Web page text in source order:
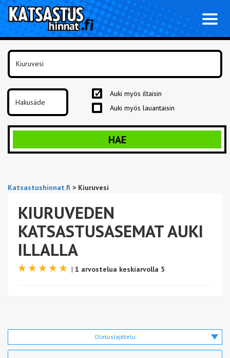
Auki myös iltaisin
Auki myös lauantaisin
HAE
Katsastushinnat.fi > Kiuruvesi
KIURUVEDEN
KATSASTUSASEMAT AUKI
ILLALLA
| 1 arvostelua keskiarvolla 5
Oletuslajittelu